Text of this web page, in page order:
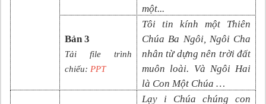
một...
Bản 3
Tải file trình
chiếu: PPT
Tôi tin kính một Thiên
Chúa Ba Ngôi, Ngôi Cha
nhân từ dựng nên trời đất
muôn loài. Và Ngôi Hai
là Con Một Chúa …
Lạy i Chúa chúng con